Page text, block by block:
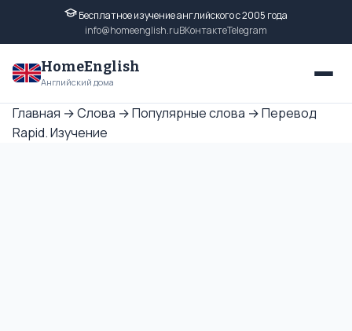
Бесплатное изучение английского с 2005 года
info@homeenglish.ruВКонтактеTelegram
HomeEnglish
Английский дома
Главная →Слова →Популярные слова →Перевод
Rapid. Изучение